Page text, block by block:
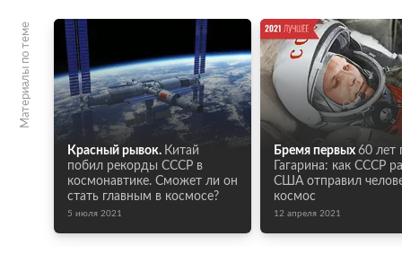
Материалы по теме
Красный рывок. Китай
побил рекорды СССР в
космонавтике. Сможет ли он
стать главным в космосе?
5 июля 2021
Бремя первых 60 лет
Гагарина: как СССР
США отправил
космос
12 апреля 2021